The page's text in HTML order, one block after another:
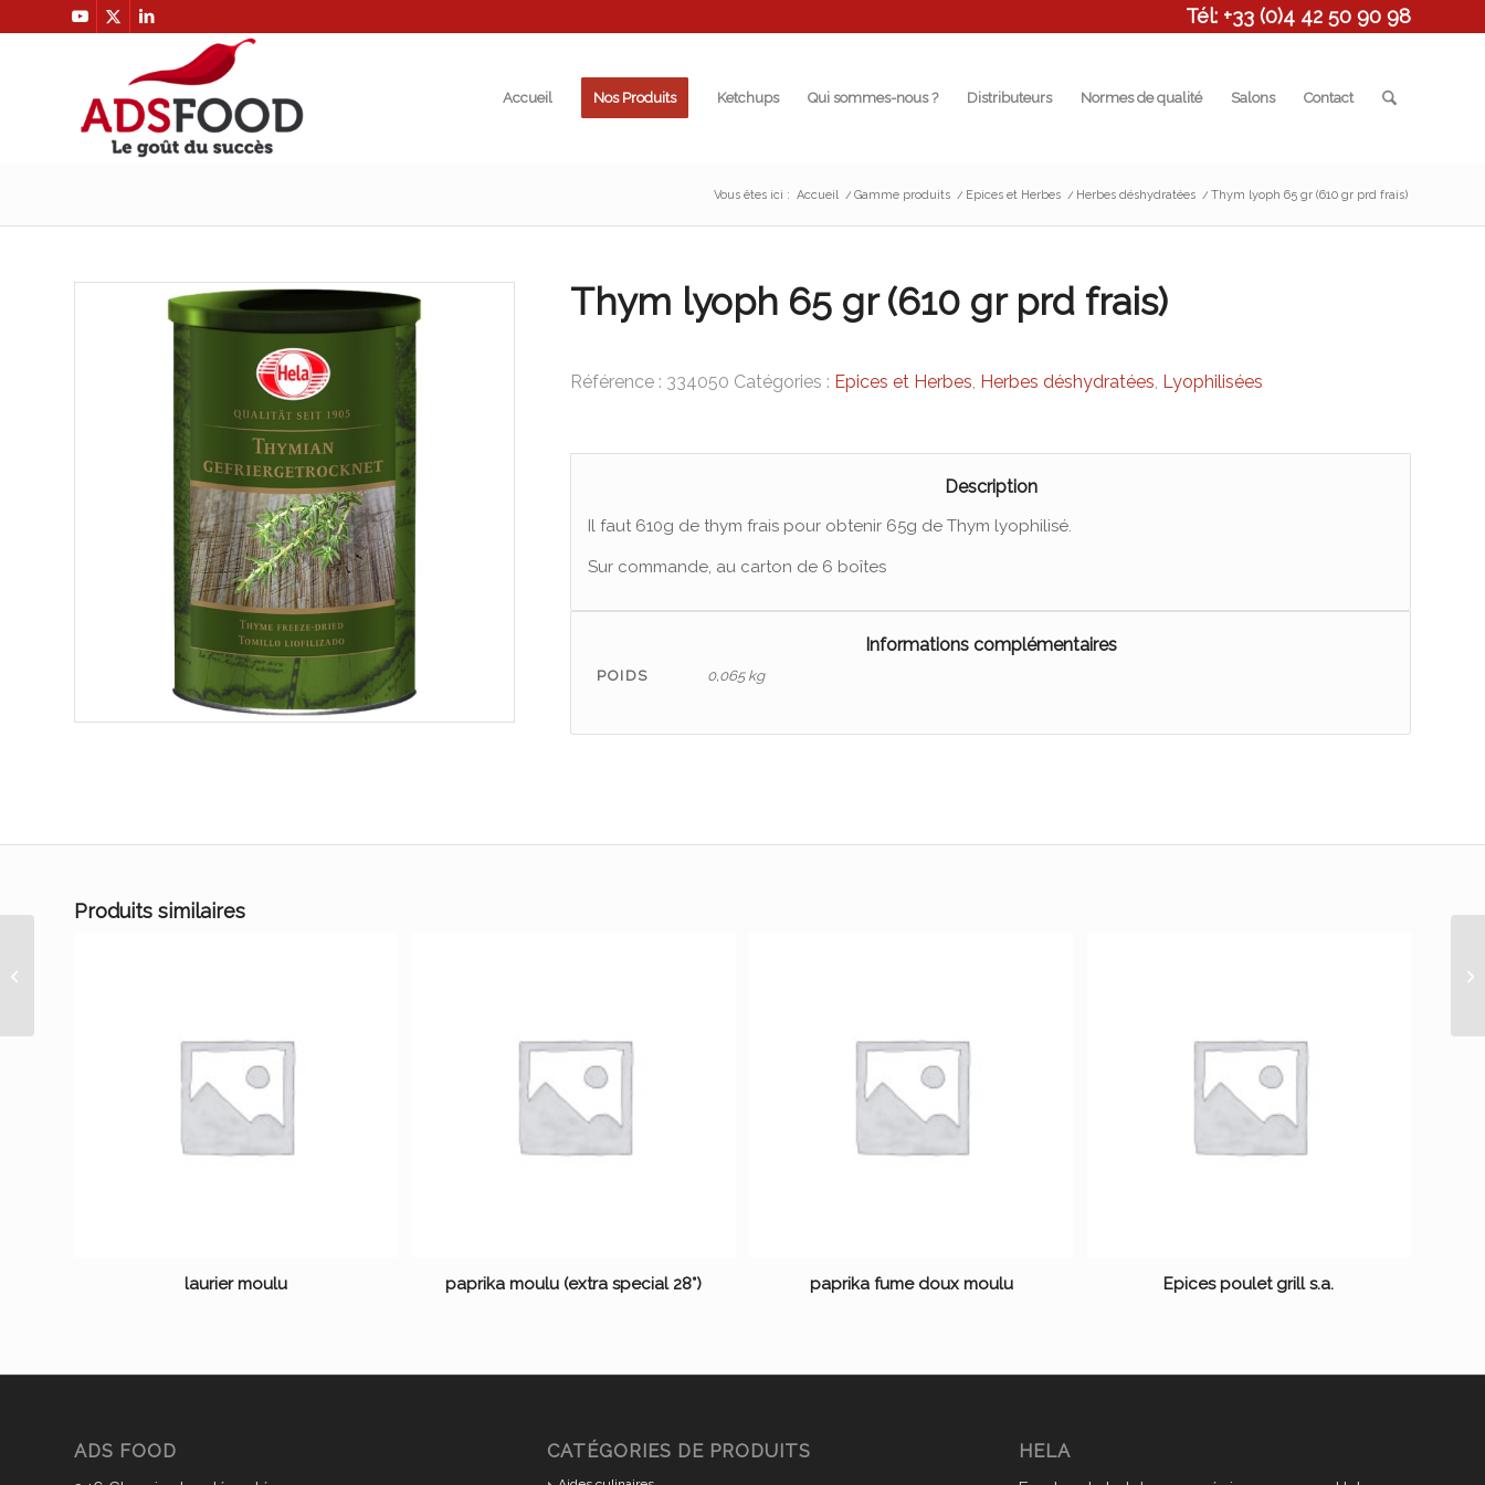
Tél: +33 (0)4 42 50 90 98
Accueil Nos Produits Ketchups Qui sommes-nous ? Distributeurs Normes de qualité Salons Contact
Vous êtes ici : Accueil / Gamme produits / Epices et Herbes / Herbes déshydratées / Thym lyoph 65 gr (610 gr prd frais)
Thym lyoph 65 gr (610 gr prd frais)
Référence : 334050 Catégories : Epices et Herbes, Herbes déshydratées, Lyophilisées
Description
Il faut 610g de thym frais pour obtenir 65g de Thym lyophilisé.
Sur commande, au carton de 6 boîtes
Informations complémentaires
POIDS 0,065 kg
Produits similaires
laurier moulu paprika moulu (extra special 28°) paprika fume doux moulu Epices poulet grill s.a.
ADS FOOD CATÉGORIES DE PRODUITS HELA